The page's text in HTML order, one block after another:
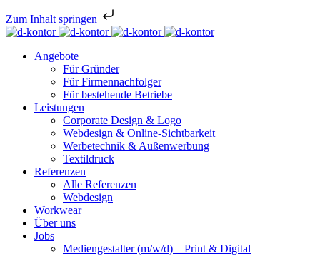
Zum Inhalt springen
Angebote
Für Gründer
Für Firmennachfolger
Für bestehende Betriebe
Leistungen
Corporate Design & Logo
Webdesign & Online-Sichtbarkeit
Werbetechnik & Außenwerbung
Textildruck
Referenzen
Alle Referenzen
Webdesign
Workwear
Über uns
Jobs
Mediengestalter (m/w/d) – Print & Digital